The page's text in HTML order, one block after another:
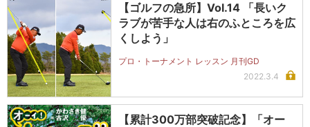
【ゴルフの急所】Vol.14 「長いク
ラブが苦手な人は右のふところを広
くしよう」
プロ・トーナメント レッスン 月刊GD
2022.3.4
【累計300万部突破記念】「オー